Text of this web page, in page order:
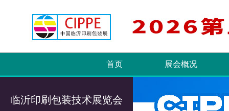
首页 展会概况
临沂印刷包装技术展览会